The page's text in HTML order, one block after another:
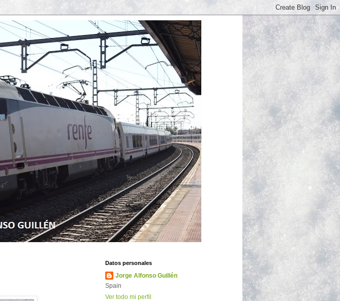
Datos personales
Jorge Alfonso Guillén
Spain
Ver todo mi perfil